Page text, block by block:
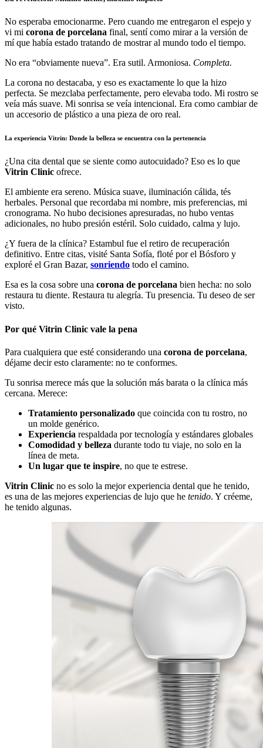
No esperaba emocionarme. Pero cuando me entregaron el espejo y
vi mi corona de porcelana final, sentí como mirar a la versión de
mí que había estado tratando de mostrar al mundo todo el tiempo.
No era “obviamente nueva”. Era sutil. Armoniosa. Completa.
La corona no destacaba, y eso es exactamente lo que la hizo
perfecta. Se mezclaba perfectamente, pero elevaba todo. Mi rostro se
veía más suave. Mi sonrisa se veía intencional. Era como cambiar de
un accesorio de plástico a una pieza de oro real.
La experiencia Vitrin: Donde la belleza se encuentra con la pertenencia
¿Una cita dental que se siente como autocuidado? Eso es lo que
Vitrin Clinic ofrece.
El ambiente era sereno. Música suave, iluminación cálida, tés
herbales. Personal que recordaba mi nombre, mis preferencias, mi
cronograma. No hubo decisiones apresuradas, no hubo ventas
adicionales, no hubo presión estéril. Solo cuidado, calma y lujo.
¿Y fuera de la clínica? Estambul fue el retiro de recuperación
definitivo. Entre citas, visité Santa Sofía, floté por el Bósforo y
exploré el Gran Bazar, sonriendo todo el camino.
Esa es la cosa sobre una corona de porcelana bien hecha: no solo
restaura tu diente. Restaura tu alegría. Tu presencia. Tu deseo de ser
visto.
Por qué Vitrin Clinic vale la pena
Para cualquiera que esté considerando una corona de porcelana,
déjame decir esto claramente: no te conformes.
Tu sonrisa merece más que la solución más barata o la clínica más
cercana. Merece:
Tratamiento personalizado que coincida con tu rostro, no
un molde genérico.
Experiencia respaldada por tecnología y estándares globales
Comodidad y belleza durante todo tu viaje, no solo en la
línea de meta.
Un lugar que te inspire, no que te estrese.
Vitrin Clinic no es solo la mejor experiencia dental que he tenido,
es una de las mejores experiencias de lujo que he tenido. Y créeme,
he tenido algunas.